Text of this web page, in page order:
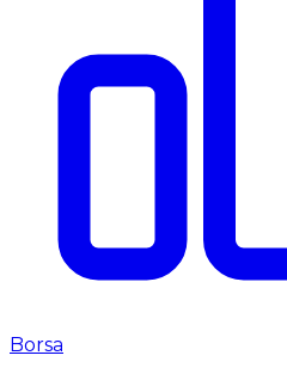
Borsa